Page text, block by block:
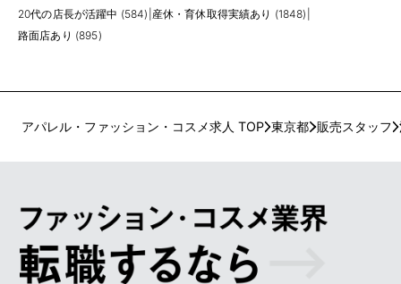
20代の店長が活躍中 (584) 産休・育休取得実績あり (1848)
路面店あり (895)
アパレル・ファッション・コスメ求人 TOP 東京都 販売スタッフ